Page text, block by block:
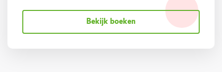
Bekijk boeken